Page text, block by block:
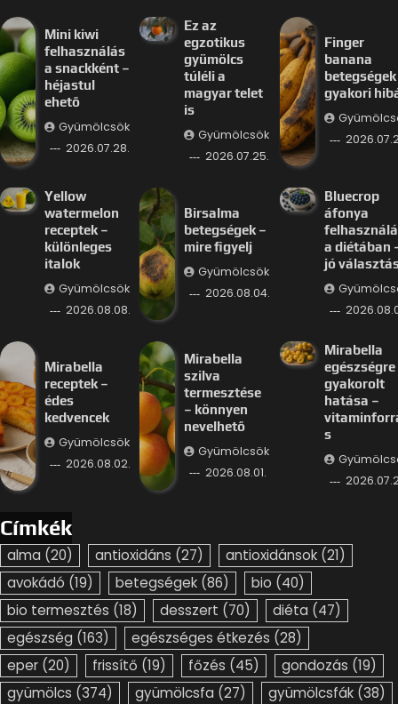
Mini kiwi
felhasználás
a snackként –
héjastul
ehető
Gyümölcsök
2026.07.28.
Ez az
egzotikus
gyümölcs
túléli a
magyar telet
is
Gyümölcsök
2026.07.25.
Finger
banana
betegségek
gyakori
Yellow
watermelon
receptek –
különleges
italok
Gyümölcsök
2026.08.08.
Birsalma
betegségek –
mire figyelj
Gyümölcsök
2026.08.04.
Bluecrop
áfonya
a diétában
jó
Mirabella
receptek –
édes
kedvencek
Gyümölcsök
2026.08.02.
Mirabella
szilva
termesztése
– könnyen
nevelhető
Gyümölcsök
2026.08.01.
Mirabella
egészségre
gyakorolt
hatása –
s
Címkék
alma (20) antioxidáns (27) antioxidánsok (21)
avokádó (19) betegségek (86) bio (40)
bio termesztés (18) desszert (70) diéta (47)
egészség (163) egészséges étkezés (28)
eper (20) frissítő (19) főzés (45) gondozás (19)
gyümölcs (374) gyümölcsfa (27) gyümölcsfák (38)